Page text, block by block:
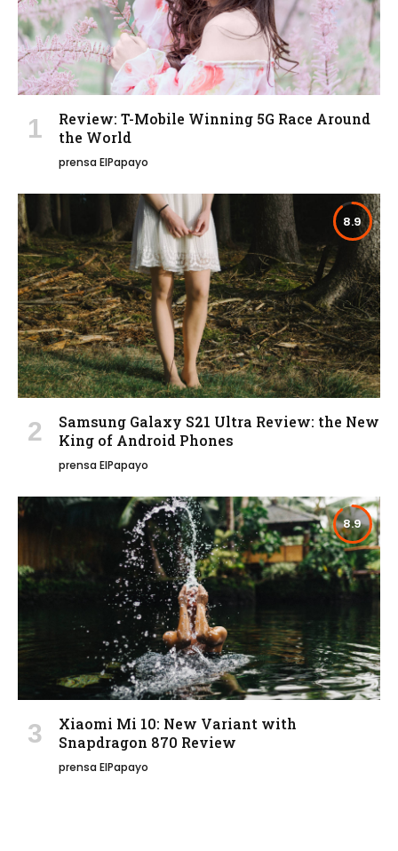
Review: T-Mobile Winning 5G Race Around
the World
prensa ElPapayo
8.9
Samsung Galaxy S21 Ultra Review: the New
King of Android Phones
prensa ElPapayo
8.9
Xiaomi Mi 10: New Variant with
Snapdragon 870 Review
prensa ElPapayo